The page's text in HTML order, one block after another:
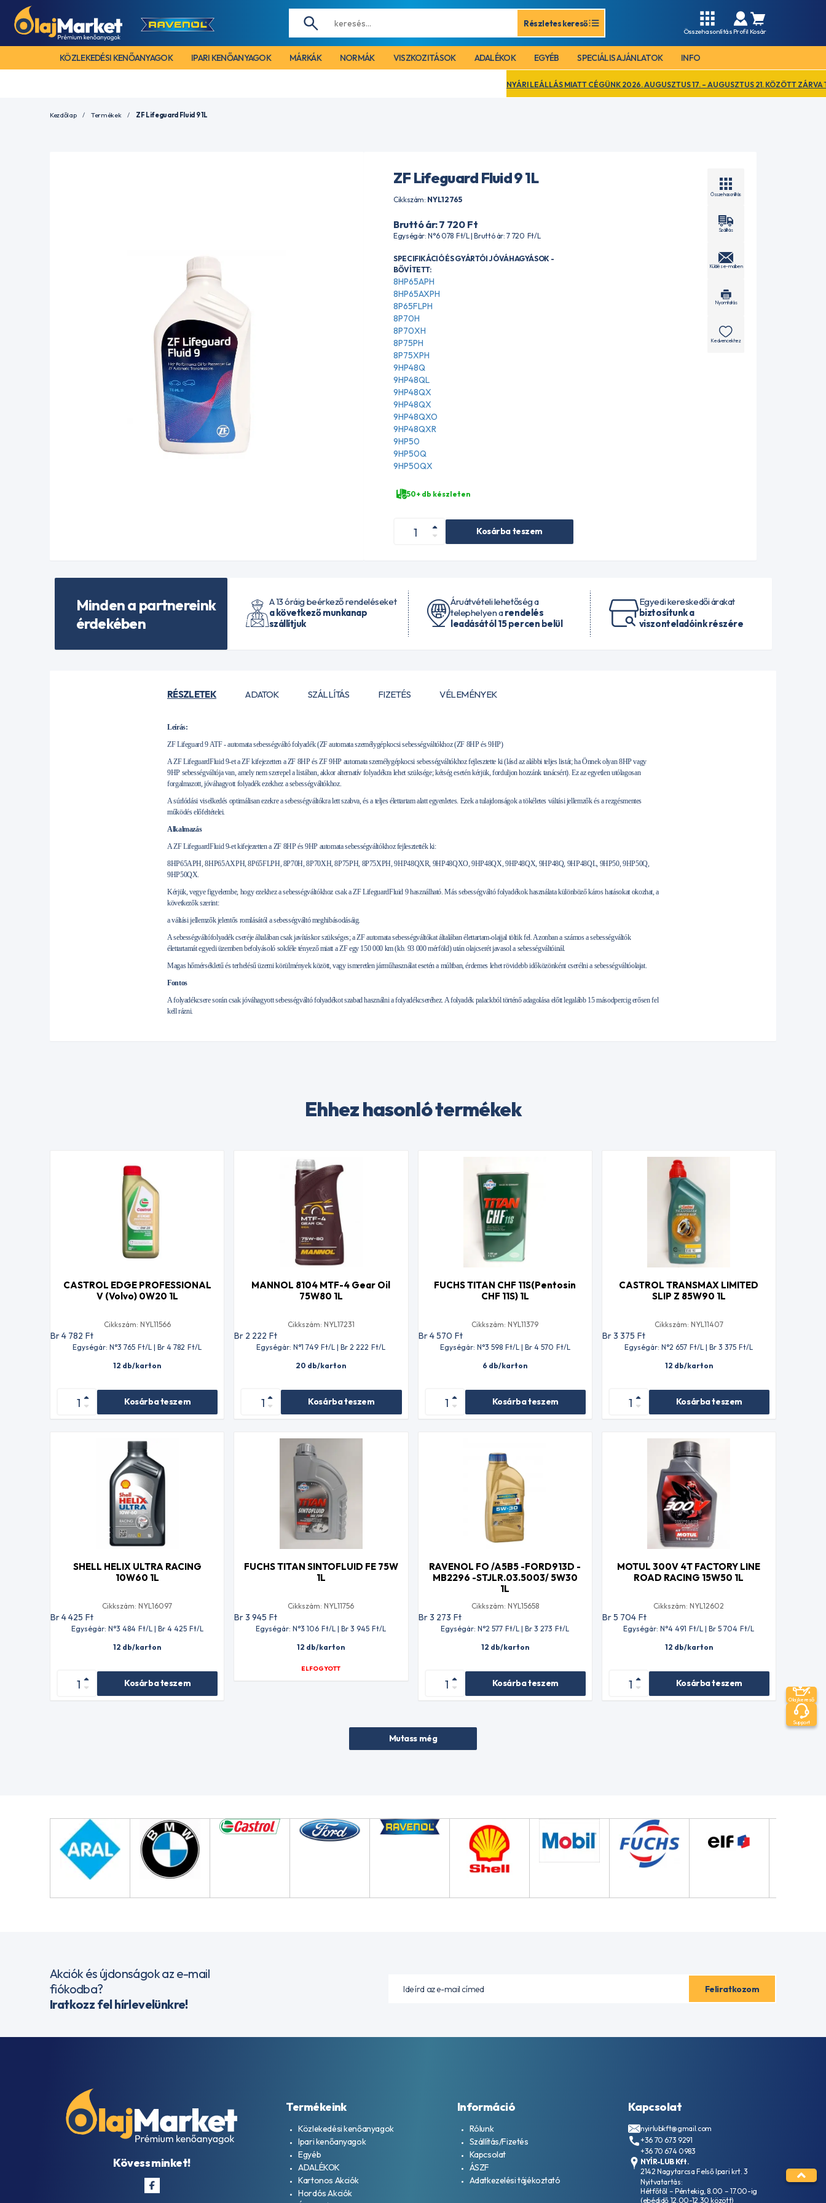
Részletes kereső
Összehasonlítás Profil Kosár
KÖZLEKEDÉSI KENŐANYAGOK IPARI KENŐANYAGOK MÁRKÁK NORMÁK VISZKOZITÁSOK ADALÉKOK EGYÉB SPECIÁLIS AJÁNLATOK INFO
NYÁRI LEÁLLÁS MIATT CÉGÜNK 2026. AUGUSZTUS 17. – AUGUSZTUS 21. KÖZÖTT ZÁRVA TART. EZ IDŐ
Kezdőlap Termékek ZF Lifeguard Fluid 9 1L
ZF Lifeguard Fluid 9 1L
Cikkszám: NYL12765
Bruttó ár: 7 720 Ft
Egységár: N°6 078 Ft/L | Bruttó ár: 7 720 Ft/L
SPECIFIKÁCIÓ ÉS GYÁRTÓI JÓVÁHAGYÁSOK -
BŐVÍTETT:
8HP65APH
8HP65AXPH
8P65FLPH
8P70H
8P70XH
8P75PH
8P75XPH
9HP48Q
9HP48QL
9HP48QX
9HP48QX
9HP48QXO
9HP48QXR
9HP50
9HP50Q
9HP50QX
50+ db készleten
Kosárba teszem
Összehasonlítás
Szállítás
Küldés e-mailben
Nyomtatás
Kedvencekhez
Minden a partnereink
érdekében
A 13 óráig beérkező rendeléseket
a következő munkanap
szállítjuk
Áruátvételi lehetőség a
telephelyen arendelés
leadásától 15 percen belül
Egyedi kereskedői árakat
biztosítunk a
viszonteladóink részére
RÉSZLETEK ADATOK SZÁLLÍTÁS FIZETÉS VÉLEMÉNYEK
Leírás:
ZF Lifeguard 9 ATF - automata sebességváltó folyadék (ZF automata személygépkocsi sebességváltókhoz (ZF 8HP és 9HP)
A ZF LifeguardFluid 9-et a ZF kifejezetten a ZF 8HP és ZF 9HP automata személygépkocsi sebességváltókhoz fejlesztette ki (lásd az alábbi teljes listát; ha Önnek olyan 8HP vagy
9HP sebességváltója van, amely nem szerepel a listában, akkor alternatív folyadékra lehet szüksége; kétség esetén kérjük, forduljon hozzánk tanácsért). Ez az egyetlen utólagosan
forgalmazott, jóváhagyott folyadék ezekhez a sebességváltókhoz.
A súrlódási viselkedés optimálisan ezekre a sebességváltókra lett szabva, és a teljes élettartam alatt egyenletes. Ezek a tulajdonságok a tökéletes váltási jellemzők és a rezgésmentes
működés előfeltételei.
Alkalmazás
A ZF LifeguardFluid 9-et kifejezetten a ZF 8HP és 9HP automata sebességváltókhoz fejlesztették ki:
8HP65APH, 8HP65AXPH, 8P65FLPH, 8P70H, 8P70XH, 8P75PH, 8P75XPH, 9HP48QXR, 9HP48QXO, 9HP48QX, 9HP48QX, 9HP48Q, 9HP48QL, 9HP50, 9HP50Q,
9HP50QX.
Kérjük, vegye figyelembe, hogy ezekhez a sebességváltókhoz csak a ZF LifeguardFluid 9 használható. Más sebességváltó folyadékok használata különböző káros hatásokat okozhat, a
következők szerint:
a váltási jellemzők jelentős romlásától a sebességváltó meghibásodásáig.
A sebességváltófolyadék cseréje általában csak javításkor szükséges; a ZF automata sebességváltókat általában élettartam-olajjal töltik fel. Azonban a számos a sebességváltók
élettartamát egyedi üzemben befolyásoló sokféle tényező miatt a ZF egy 150 000 km (kb. 93 000 mérföld) után olajcserét javasol a sebességváltóinál.
Magas hőmérsékletű és terhelésű üzemi körülmények között, vagy ismeretlen járműhasználat esetén a múltban, érdemes lehet rövidebb időközönként cserélni a sebességváltóolajat.
Fontos
A folyadékcsere során csak jóváhagyott sebességváltó folyadékot szabad használni a folyadékcseréhez. A folyadék palackból történő adagolása előtt legalább 15 másodpercig erősen fel
kell rázni.
Ehhez hasonló termékek
CASTROL EDGE PROFESSIONAL
V (Volvo) 0W20 1L
Cikkszám: NYL11566
Br 4 782 Ft
Egységár: N°3 765 Ft/L | Br 4 782 Ft/L
12 db/karton
Kosárba teszem
MANNOL 8104 MTF-4 Gear Oil
75W80 1L
Cikkszám: NYL17231
Br 2 222 Ft
Egységár: N°1 749 Ft/L | Br 2 222 Ft/L
20 db/karton
Kosárba teszem
FUCHS TITAN CHF 11S(Pentosin
CHF 11S) 1L
Cikkszám: NYL11379
Br 4 570 Ft
Egységár: N°3 598 Ft/L | Br 4 570 Ft/L
6 db/karton
Kosárba teszem
CASTROL TRANSMAX LIMITED
SLIP Z 85W90 1L
Cikkszám: NYL11407
Br 3 375 Ft
Egységár: N°2 657 Ft/L | Br 3 375 Ft/L
12 db/karton
Kosárba teszem
SHELL HELIX ULTRA RACING
10W60 1L
Cikkszám: NYL16097
Br 4 425 Ft
Egységár: N°3 484 Ft/L | Br 4 425 Ft/L
12 db/karton
Kosárba teszem
FUCHS TITAN SINTOFLUID FE 75W
1L
Cikkszám: NYL11756
Br 3 945 Ft
Egységár: N°3 106 Ft/L | Br 3 945 Ft/L
12 db/karton
ELFOGYOTT
RAVENOL FO /A5B5 -FORD913D -
MB2296 -STJLR.03.5003/ 5W30
1L
Cikkszám: NYL15658
Br 3 273 Ft
Egységár: N°2 577 Ft/L | Br 3 273 Ft/L
12 db/karton
Kosárba teszem
MOTUL 300V 4T FACTORY LINE
ROAD RACING 15W50 1L
Cikkszám: NYL12602
Br 5 704 Ft
Egységár: N°4 491 Ft/L | Br 5 704 Ft/L
12 db/karton
Kosárba teszem
Mutass még
Akciók és újdonságok az e-mail
fiókodba?
Iratkozz fel hírlevelünkre!
Kövess minket!
Termékeink
Közlekedési kenőanyagok
Ipari kenőanyagok
Egyéb
ADALÉKOK
Kartonos Akciók
Hordós Akciók
Információ
Rólunk
Szállítás/Fizetés
Kapcsolat
ÁSZF
Adatkezelési tájékoztató
Kapcsolat
nyirlubkft@gmail.com
+36 70 673 9291
+36 70 674 0983
NYÍR-LUB Kft.
2142 Nagytarcsa Felső Ipari krt. 3
Nyitvatartás:
Hétfőtől – Péntekig, 8.00 – 17.00-ig
(ebédidő 12.00-12.30 között)
Olajkereső
Support